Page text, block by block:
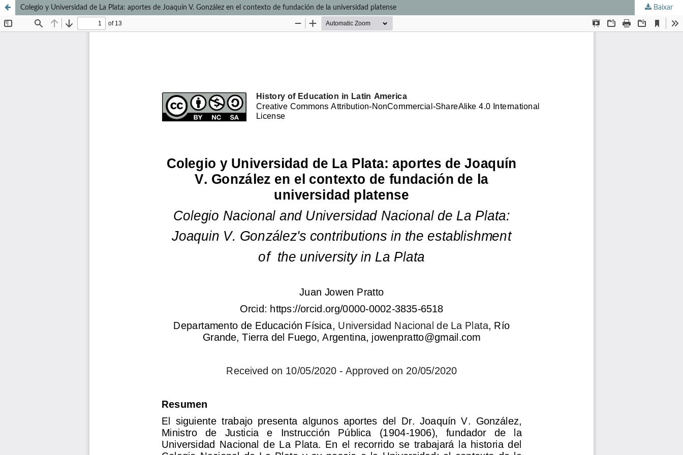
Colegio y Universidad de La Plata: aportes de Joaquín V. González en el contexto de fundación de la universidad platense Baixar